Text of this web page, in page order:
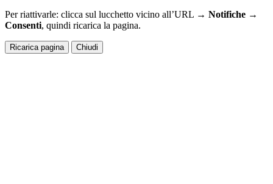
Per riattivarle: clicca sul lucchetto vicino all’URL → Notifiche →
Consenti, quindi ricarica la pagina.
Ricarica pagina Chiudi